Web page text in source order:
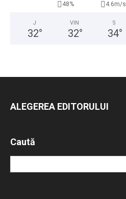
48% 4.6m/s
J
32°
VIN
32°
S
34°
ALEGEREA EDITORULUI
Caută